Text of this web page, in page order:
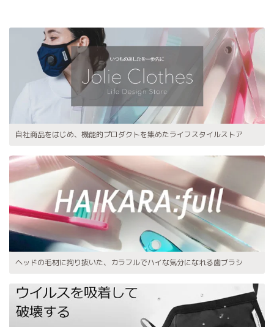
自社商品をはじめ、機能的プロダクトを集めたライフスタイルストア
ヘッドの毛材に拘り抜いた、カラフルでハイな気分になれる歯ブラシ